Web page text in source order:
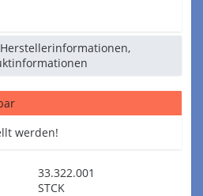
werden!
33.322.001
STCK